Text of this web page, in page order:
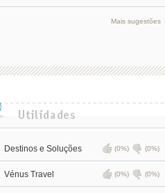
Mais sugestões
Destinos e Soluções (0%) (0%)
Vénus Travel (0%) (0%)